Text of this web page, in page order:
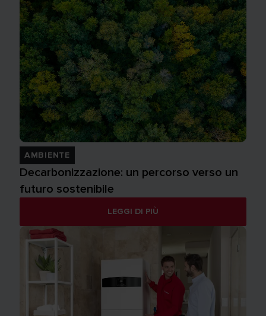
AMBIENTE
Decarbonizzazione: un percorso verso un
futuro sostenibile
LEGGI DI PIÙ